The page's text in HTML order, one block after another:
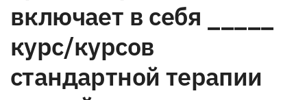
включает в себя _____
курс/курсов
стандартной терапии